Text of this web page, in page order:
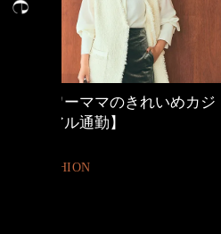
働く女性のバッグの中身